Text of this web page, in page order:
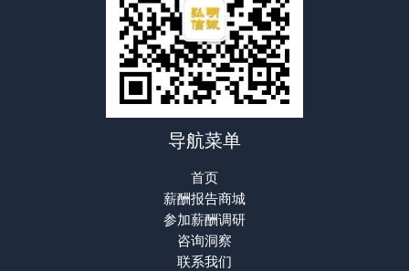
导航菜单
首页
薪酬报告商城
参加薪酬调研
咨询洞察
联系我们